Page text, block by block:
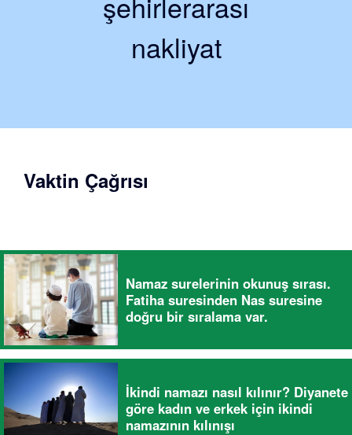
nakliyat
Vaktin Çağrısı
Namaz surelerinin okunuş sırası.
Fatiha suresinden Nas suresine
doğru bir sıralama var.
İkindi namazı nasıl kılınır? Diyanete
göre kadın ve erkek için ikindi
namazının kılınışı